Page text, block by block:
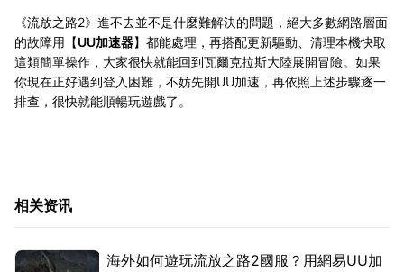
《流放之路2》進不去並不是什麼難解決的問題，絕大多數網路層面
的故障用【UU加速器】都能處理，再搭配更新驅動、清理本機快取
這類簡單操作，大家很快就能回到瓦爾克拉斯大陸展開冒險。如果
你現在正好遇到登入困難，不妨先開UU加速，再依照上述步驟逐一
排查，很快就能順暢玩遊戲了。
相关资讯
海外如何遊玩流放之路2國服？用網易UU加